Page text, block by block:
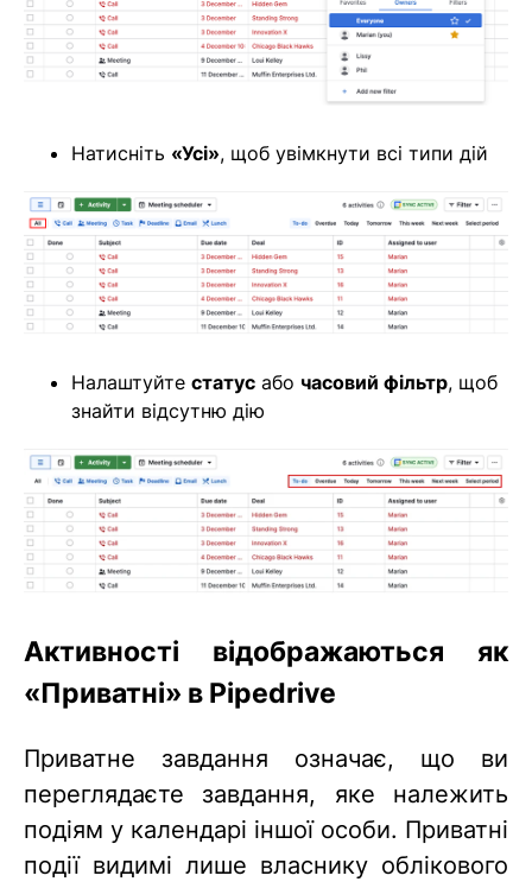
Натисніть «Усі», щоб увімкнути всі типи дій
Налаштуйте статус або часовий фільтр, щоб
знайти відсутню дію
Активності відображаються як
«Приватні» в Pipedrive
Приватне завдання означає, що ви
переглядаєте завдання, яке належить
подіям у календарі іншої особи. Приватні
події видимі лише власнику облікового